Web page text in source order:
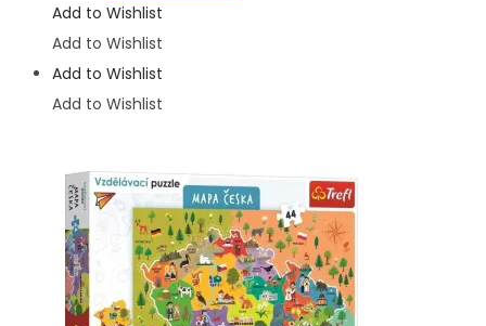
Add to Wishlist
Add to Wishlist
Add to Wishlist
Add to Wishlist